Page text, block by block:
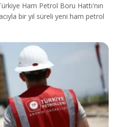
Ham Petrol Boru Hattı'nın
bir yıl süreli yeni ham petrol